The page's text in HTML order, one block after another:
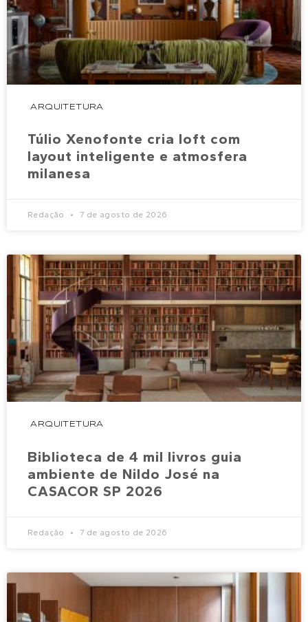
ARQUITETURA
Túlio Xenofonte cria loft com
layout inteligente e atmosfera
milanesa
Redação 7 de agosto de 2026
ARQUITETURA
Biblioteca de 4 mil livros guia
ambiente de Nildo José na
CASACOR SP 2026
Redação 7 de agosto de 2026